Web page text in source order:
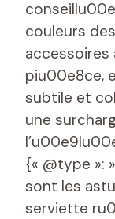
couleurs
piu00e8ce,
subtile et
une
{« @type »:
sont les
serviette